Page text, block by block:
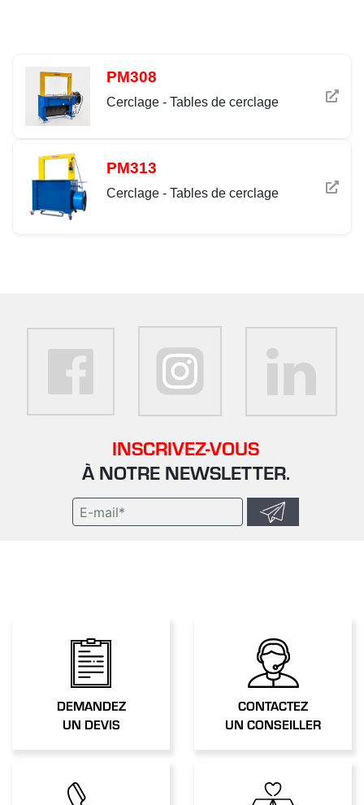
PM308
Cerclage - Tables de cerclage
PM313
Cerclage - Tables de cerclage
INSCRIVEZ-VOUS
À NOTRE NEWSLETTER.
DEMANDEZ
UN DEVIS
CONTACTEZ
UN CONSEILLER